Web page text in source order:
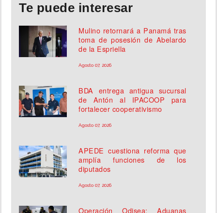
Te puede interesar
Mulino retornará a Panamá tras
toma de posesión de Abelardo
de la Espriella
Agosto 07, 2026
BDA entrega antigua sucursal
de Antón al IPACOOP para
fortalecer cooperativismo
Agosto 07, 2026
APEDE cuestiona reforma que
amplía funciones de los
diputados
Agosto 07, 2026
Operación Odisea: Aduanas